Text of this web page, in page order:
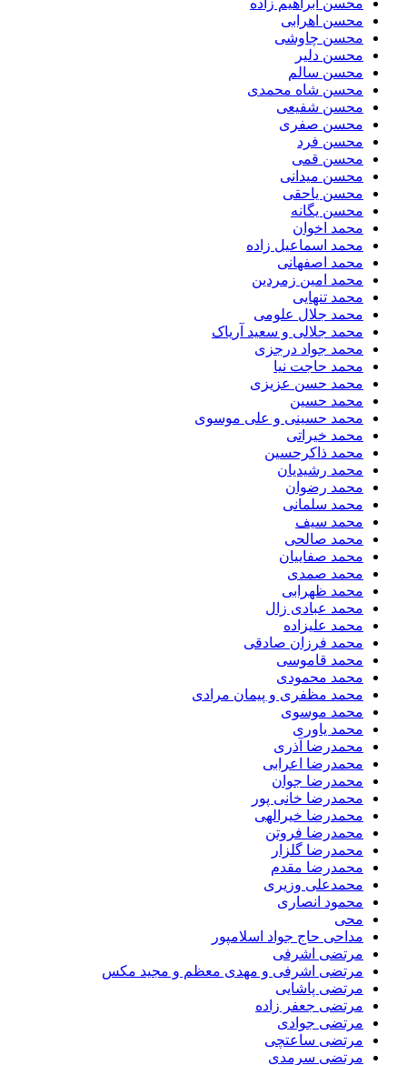
محسن ابراهیم زاده
محسن اهرابی
محسن چاوشی
محسن دلیر
محسن سالم
محسن شاه محمدی
محسن شفیعی
محسن صفری
محسن فرد
محسن قمی
محسن میدانی
محسن یاحقی
محسن یگانه
محمد اخوان
محمد اسماعیل زاده
محمد اصفهانی
محمد امین زمردین
محمد تنهایی
محمد جلال علومی
محمد جلالی و سعید آریاک
محمد جواد درجزی
محمد حاجت نیا
محمد حسن عزیزی
محمد حسین
محمد حسینی و علی موسوی
محمد خیراتی
محمد ذاکرحسین
محمد رشیدیان
محمد رضوان
محمد سلمانی
محمد سیف
محمد صالحی
محمد صفاییان
محمد صمدی
محمد ظهرابی
محمد عبادی زال
محمد علیزاده
محمد فرزان صادقی
محمد قاموسی
محمد محمودی
محمد مظفری و پیمان مرادی
محمد موسوی
محمد یاوری
محمدرضا آذری
محمدرضا اعرابی
محمدرضا جوان
محمدرضا خانی پور
محمدرضا خیرالهی
محمدرضا فروتن
محمدرضا گلزار
محمدرضا مقدم
محمدعلی وزیری
محمود انصاری
محی
مداحی حاج جواد اسلامپور
مرتضی اشرفی
مرتضی اشرفی و مهدی معظم و مجید مکس
مرتضی پاشایی
مرتضی جعفر زاده
مرتضی جوادی
مرتضی ساعتچی
مرتضی سرمدی